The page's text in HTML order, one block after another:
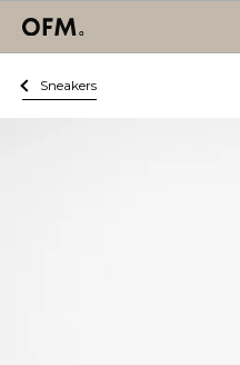
Sneakers